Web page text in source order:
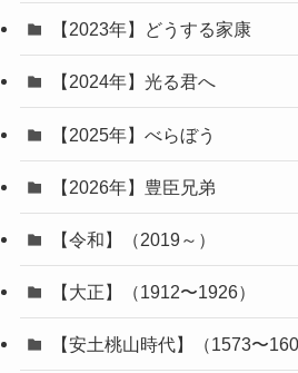
【2023年】どうする家康
【2024年】光る君へ
【2025年】べらぼう
【2026年】豊臣兄弟
【令和】（2019～）
【大正】（1912〜1926）
【安土桃山時代】（1573〜